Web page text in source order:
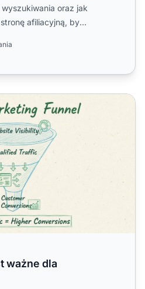
oraz jak
afiliacyjną, by
dla marketingu?
ważne dla